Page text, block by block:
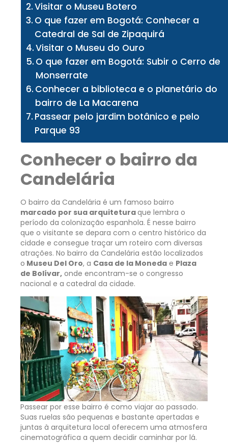
Visitar o Museu Botero
O que fazer em Bogotá: Conhecer a
Catedral de Sal de Zipaquirá
Visitar o Museu do Ouro
O que fazer em Bogotá: Subir o Cerro de
Monserrate
Conhecer a biblioteca e o planetário do
bairro de La Macarena
Passear pelo jardim botânico e pelo
Parque 93
Conhecer o bairro da
Candelária
O bairro da Candelária é um famoso bairro
marcado por sua arquiteturaque lembra o
período da colonização espanhola. É nesse bairro
que o visitante se depara com o centro histórico da
cidade e consegue traçar um roteiro com diversas
atrações. No bairro da Candelária estão localizados
o Museu Del Oro, a Casa de la Moneda e Plaza
de Bolívar, onde encontram-se o congresso
nacional e a catedral da cidade.
Passear por esse bairro é como viajar ao passado.
Suas ruelas são pequenas e bastante apertadas e
juntas à arquitetura local oferecem uma atmosfera
cinematográfica a quem decidir caminhar por lá.